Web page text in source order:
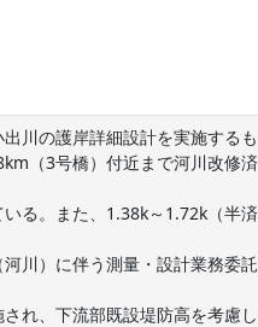
川の護岸詳細設計を実施する
（3号橋）付近まで河川改修
る。また、1.38k～1.72k（半
川）に伴う測量・設計業務委
れ、下流部既設堤防高を考慮